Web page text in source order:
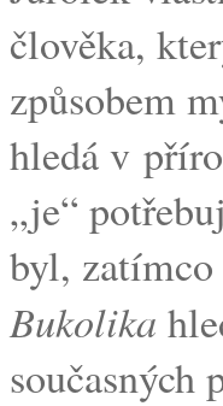
člověka,
způsobem
hledá v
„je“
byl,
Bukolika